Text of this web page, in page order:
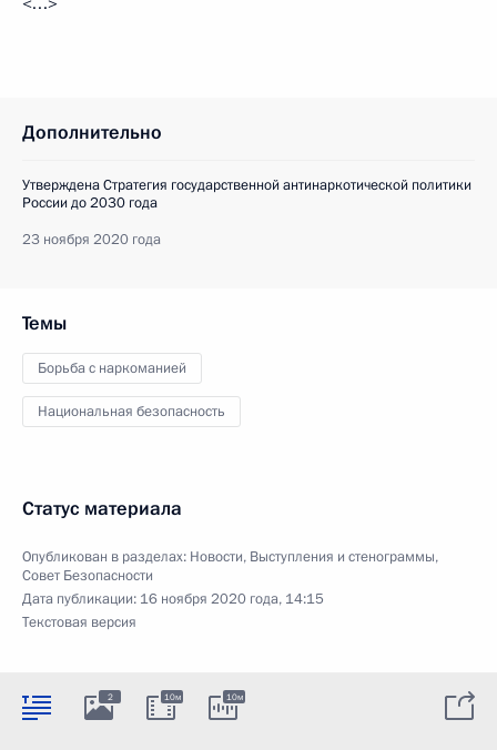
Дополнительно
Утверждена Стратегия государственной антинаркотической политики
России до 2030 года
23 ноября 2020 года
Темы
Борьба с наркоманией
Национальная безопасность
Статус материала
Опубликован в разделах: Новости, Выступления и стенограммы,
Совет Безопасности
Дата публикации: 16 ноября 2020 года, 14:15
Текстовая версия
2 10м 10м